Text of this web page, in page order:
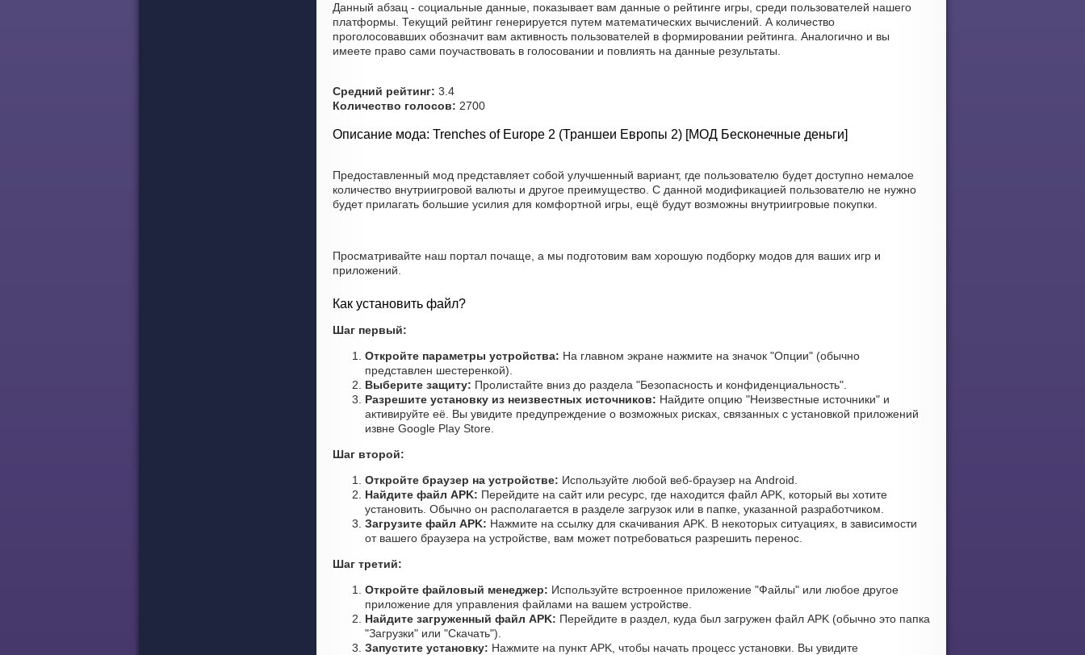
Данный абзац - социальные данные, показывает вам данные о рейтинге игры, среди пользователей нашего
платформы. Текущий рейтинг генерируется путем математических вычислений. А количество
проголосовавших обозначит вам активность пользователей в формировании рейтинга. Аналогично и вы
имеете право сами поучаствовать в голосовании и повлиять на данные результаты.
Средний рейтинг: 3.4
Количество голосов: 2700
Описание мода: Trenches of Europe 2 (Траншеи Европы 2) [МОД Бесконечные деньги]
Предоставленный мод представляет собой улучшенный вариант, где пользователю будет доступно немалое
количество внутриигровой валюты и другое преимущество. С данной модификацией пользователю не нужно
будет прилагать большие усилия для комфортной игры, ещё будут возможны внутриигровые покупки.
Просматривайте наш портал почаще, а мы подготовим вам хорошую подборку модов для ваших игр и
приложений.
Как установить файл?
Шаг первый:
Откройте параметры устройства: На главном экране нажмите на значок "Опции" (обычно
представлен шестеренкой).
Выберите защиту: Пролистайте вниз до раздела "Безопасность и конфиденциальность".
Разрешите установку из неизвестных источников: Найдите опцию "Неизвестные источники" и
активируйте её. Вы увидите предупреждение о возможных рисках, связанных с установкой приложений
извне Google Play Store.
Шаг второй:
Откройте браузер на устройстве: Используйте любой веб-браузер на Android.
Найдите файл APK: Перейдите на сайт или ресурс, где находится файл APK, который вы хотите
установить. Обычно он располагается в разделе загрузок или в папке, указанной разработчиком.
Загрузите файл APK: Нажмите на ссылку для скачивания APK. В некоторых ситуациях, в зависимости
от вашего браузера на устройстве, вам может потребоваться разрешить перенос.
Шаг третий:
Откройте файловый менеджер: Используйте встроенное приложение "Файлы" или любое другое
приложение для управления файлами на вашем устройстве.
Найдите загруженный файл APK: Перейдите в раздел, куда был загружен файл APK (обычно это папка
"Загрузки" или "Скачать").
Запустите установку: Нажмите на пункт APK, чтобы начать процесс установки. Вы увидите